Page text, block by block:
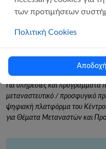
των προτιμήσεων
Πολιτική Cookies
Για υπηρεσίες και προγράμματα
μεταναστευτικό / προσφυγικό
ψηφιακή πλατφόρμα του
για Θέματα Μεταναστών και